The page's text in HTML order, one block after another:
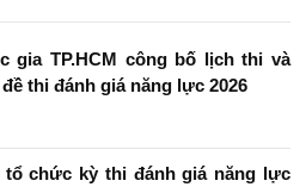
gia TP.HCM công bố lịch thi và
thi đánh giá năng lực 2026
tổ chức kỳ thi đánh giá năng lực